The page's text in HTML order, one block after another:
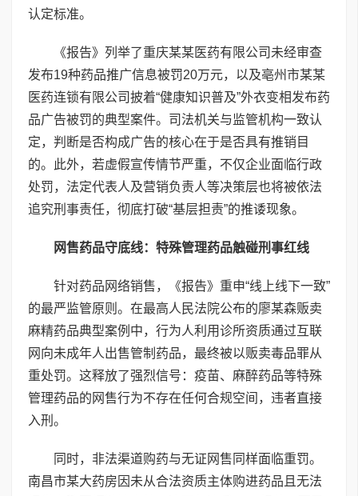
认定标准。
《报告》列举了重庆某某医药有限公司未经审查
发布19种药品推广信息被罚20万元，以及亳州市某某
医药连锁有限公司披着“健康知识普及”外衣变相发布药
品广告被罚的典型案件。司法机关与监管机构一致认
定，判断是否构成广告的核心在于是否具有推销目
的。此外，若虚假宣传情节严重，不仅企业面临行政
处罚，法定代表人及营销负责人等决策层也将被依法
追究刑事责任，彻底打破“基层担责”的推诿现象。
网售药品守底线：特殊管理药品触碰刑事红线
针对药品网络销售，《报告》重申“线上线下一致”
的最严监管原则。在最高人民法院公布的廖某森贩卖
麻精药品典型案例中，行为人利用诊所资质通过互联
网向未成年人出售管制药品，最终被以贩卖毒品罪从
重处罚。这释放了强烈信号：疫苗、麻醉药品等特殊
管理药品的网售行为不存在任何合规空间，违者直接
入刑。
同时，非法渠道购药与无证网售同样面临重罚。
南昌市某大药房因未从合法资质主体购进药品且无法